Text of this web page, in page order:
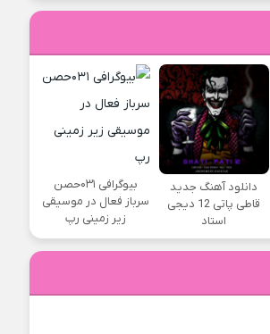
دانلود آهنگ جدید
قاطی پاتی 12 دیجی
استاد
بیوگرافی ۰۳۱حصن
سرباز فعال در موسیقی
زیر زمینی رپ